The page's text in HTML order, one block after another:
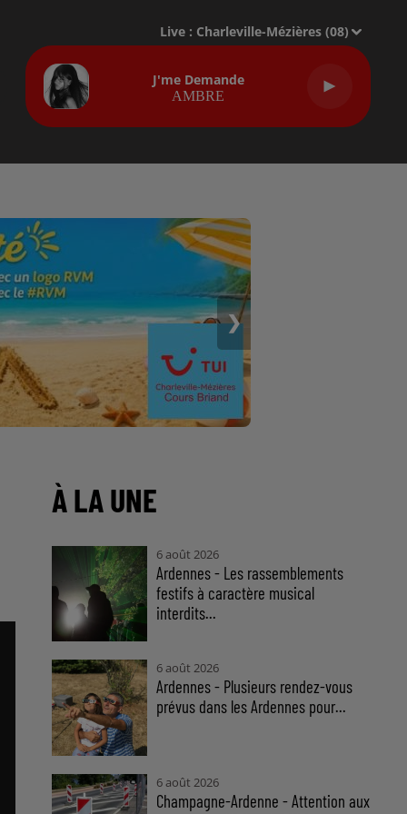
Live : Charleville-Mézières (08)
J'me Demande
AMBRE
❯
À LA UNE
6 août 2026
Ardennes - Les rassemblements
festifs à caractère musical
interdits...
6 août 2026
Ardennes - Plusieurs rendez-vous
prévus dans les Ardennes pour...
6 août 2026
Champagne-Ardenne - Attention aux